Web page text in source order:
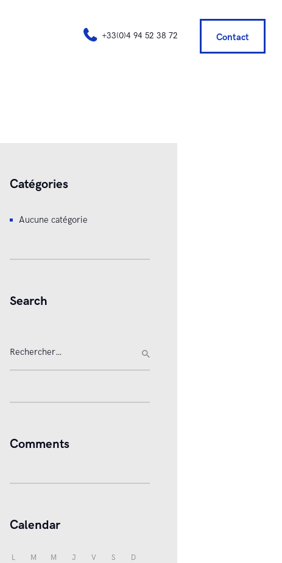
+33(0)4 94 52 38 72 Contact
Catégories
Aucune catégorie
Search
Rechercher :
Comments
Calendar
L M M J V S
D